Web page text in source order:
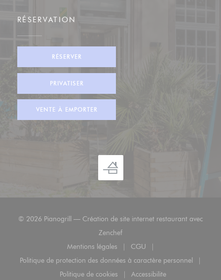
RÉSERVATION
RÉSERVER
PRIVATISER
VENTE À EMPORTER
© 2026 Pianogrill — Création de site internet restaurant avec
Zenchef((ouvre une nouvelle fenêtre))
Mentions légales
((ouvre une nouvelle fenêtre))
CGU
((ouvre une nouvelle
Politique de protection des données à caractère personnel
((ouvre une nouvelle fenêtre))
Politique de cookies
Accessibilite